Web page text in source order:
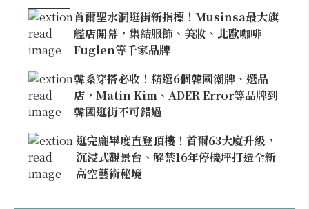
首爾聖水洞逛街新指標！Musinsa最大旗
艦店開幕，集結服飾、美妝、北歐咖啡
Fuglen等千家品牌
韓系穿搭必收！精選6個韓國潮牌、選品
店，Matin Kim、ADER Error等品牌到
韓國逛街不可錯過
逛完龐畢度直登頂樓！首爾63大廈升級，
沉浸式觀景台、解禁16年停機坪打造全新
高空藝術秘境